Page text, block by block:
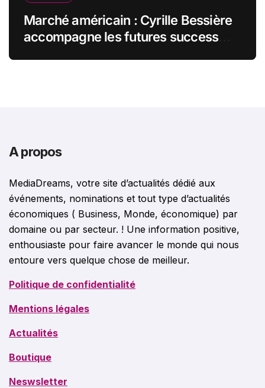
Marché américain : Cyrille Bessière
accompagne les futures success
A propos
MediaDreams, votre site d’actualités dédié aux
événements, nominations et tout type d’actualités
économiques ( Business, Monde, économique) par
domaine ou par secteur. ! Une information positive,
enthousiaste pour faire avancer le monde qui nous
entoure vers quelque chose de meilleur.
Politique de confidentialité
Mentions légales
Actualités
Boutique
Neswsletter